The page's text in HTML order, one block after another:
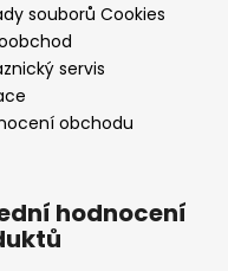
souborů Cookies
servis
obchodu
hodnocení